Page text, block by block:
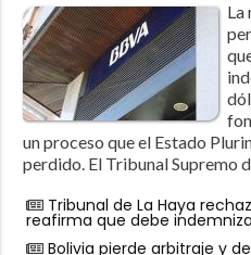
La
un proceso que el Estado
perdido. El Tribunal Supremo
Tribunal de La Haya
reafirma que debe
Bolivia pierde arbitraje y